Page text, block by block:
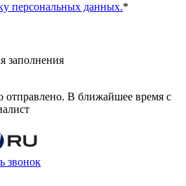
персональных данных.*
заполнения
В ближайшее время с
звонок